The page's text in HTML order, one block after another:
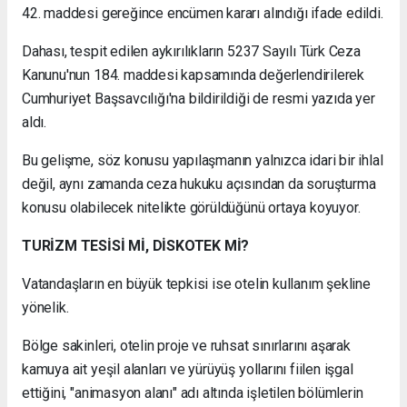
42. maddesi gereğince encümen kararı alındığı ifade edildi.
Dahası, tespit edilen aykırılıkların 5237 Sayılı Türk Ceza
Kanunu'nun 184. maddesi kapsamında değerlendirilerek
Cumhuriyet Başsavcılığı'na bildirildiği de resmi yazıda yer
aldı.
Bu gelişme, söz konusu yapılaşmanın yalnızca idari bir ihlal
değil, aynı zamanda ceza hukuku açısından da soruşturma
konusu olabilecek nitelikte görüldüğünü ortaya koyuyor.
TURİZM TESİSİ Mİ, DİSKOTEK Mİ?
Vatandaşların en büyük tepkisi ise otelin kullanım şekline
yönelik.
Bölge sakinleri, otelin proje ve ruhsat sınırlarını aşarak
kamuya ait yeşil alanları ve yürüyüş yollarını fiilen işgal
ettiğini, "animasyon alanı" adı altında işletilen bölümlerin